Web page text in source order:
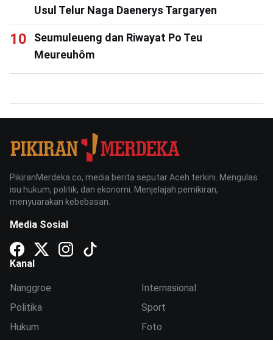
Usul Telur Naga Daenerys Targaryen
Seumuleueng dan Riwayat Po Teu
Meureuhôm
PikiranMerdeka.co, media berita seputar Aceh terkini. Mengulas
isu hukum, politik, dan ekonomi. Menjelajah pemikiran,
menyuarakan kebebasan.
Media Sosial
Kanal
Nanggroe
Politika
Hukum
Internasional
Sport
Foto